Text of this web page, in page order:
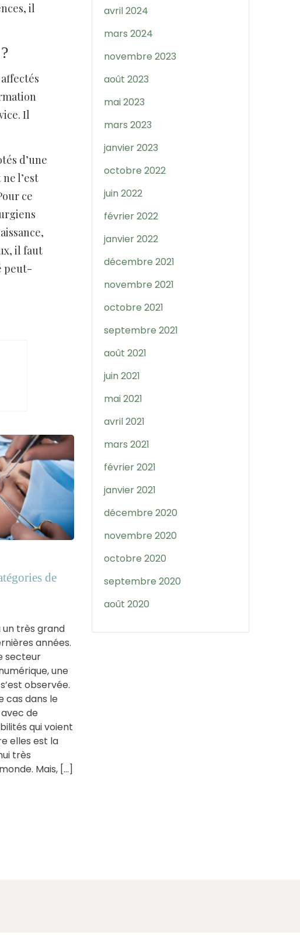
il
Il
d’une
l’est
ce
il faut
peut-
de
un très grand
années.
secteur
une
observée.
cas dans le
de
qui voient
elles est la
très
Mais, […]
avril 2024
mars 2024
novembre 2023
août 2023
mai 2023
mars 2023
janvier 2023
octobre 2022
juin 2022
février 2022
janvier 2022
décembre 2021
novembre 2021
octobre 2021
septembre 2021
août 2021
juin 2021
mai 2021
avril 2021
mars 2021
février 2021
janvier 2021
décembre 2020
novembre 2020
octobre 2020
septembre 2020
août 2020